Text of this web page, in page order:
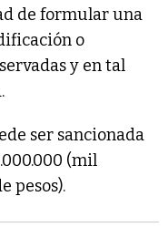
de formular una
o
y en tal
ser sancionada
(mil
pesos).